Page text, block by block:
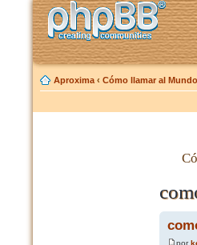
Aproxima ‹ Cómo llamar al Mundo
por